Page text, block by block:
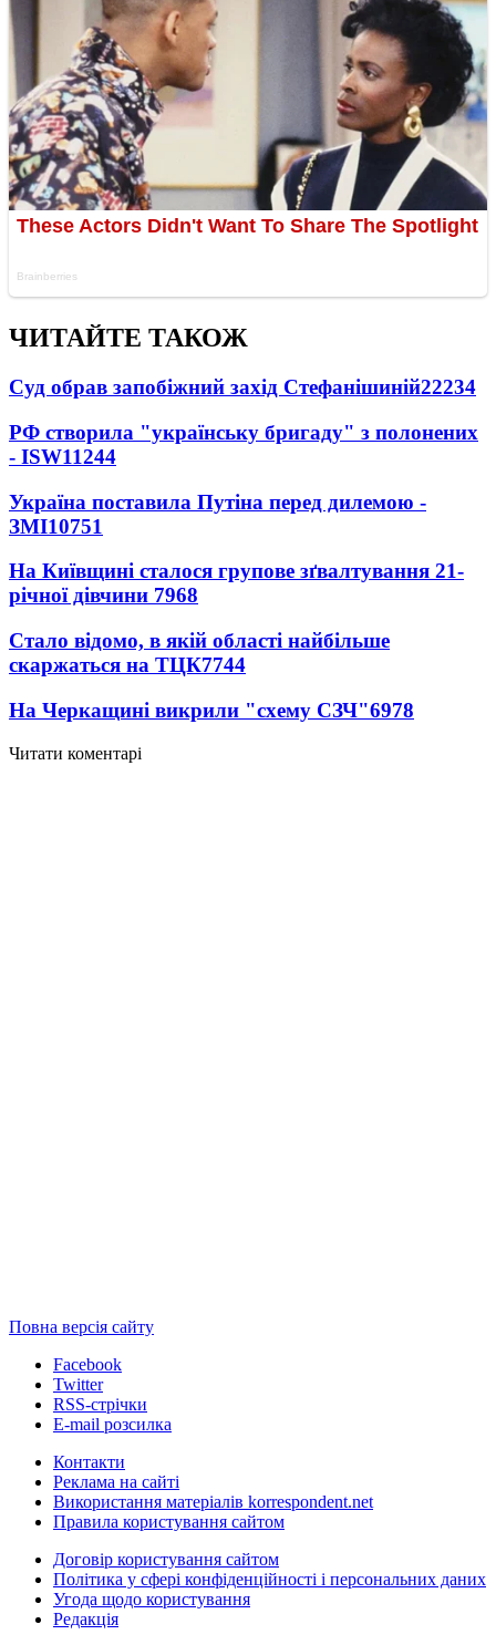
ЧИТАЙТЕ ТАКОЖ
Суд обрав запобіжний захід Стефанішиній22234
РФ створила "українську бригаду" з полонених
- ISW11244
Україна поставила Путіна перед дилемою -
ЗМІ10751
На Київщині сталося групове зґвалтування 21-
річної дівчини 7968
Стало відомо, в якій області найбільше
скаржаться на ТЦК7744
На Черкащині викрили "схему СЗЧ"6978
Читати коментарі
Повна версія сайту
Facebook
Twitter
RSS-стрічки
E-mail розсилка
Контакти
Реклама на сайті
Використання матеріалів korrespondent.net
Правила користування сайтом
Договір користування сайтом
Політика у сфері конфіденційності і персональних даних
Угода щодо користування
Редакція